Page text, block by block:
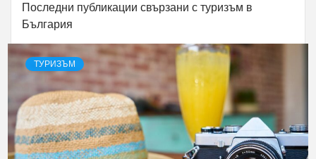
Последни публикации свързани с туризъм в
България
ТУРИЗЪМ